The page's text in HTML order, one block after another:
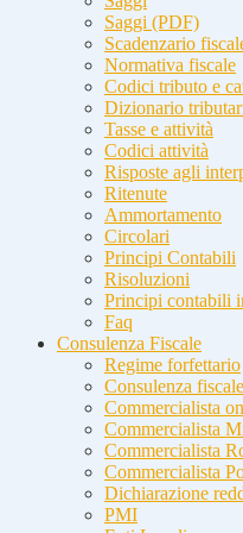
Saggi (PDF)
Scadenzario
Normativa fiscale
Codici tributo e
Dizionario
Tasse e attività
Codici attività
Risposte agli
Ritenute
Ammortamento
Circolari
Principi Contabili
Risoluzioni
Principi contabili
Faq
Consulenza Fiscale
Regime forfettario
Consulenza fiscale
Commercialista
Commercialista
Commercialista
Commercialista
Dichiarazione
PMI